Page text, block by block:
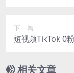
下一篇
短视频TikTok 0
相关文章